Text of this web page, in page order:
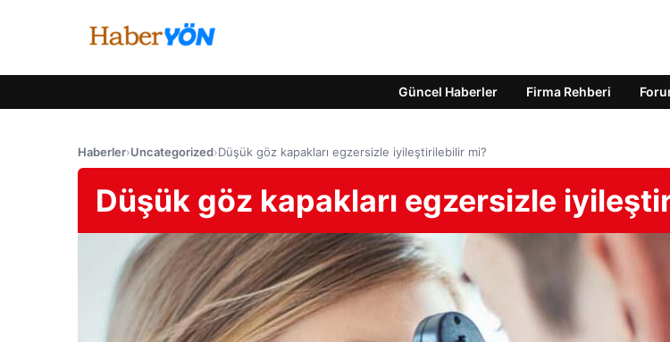
Güncel Haberler Firma Rehberi
Haberler›Uncategorized›Düşük göz kapakları egzersizle iyileştirilebilir mi?
Düşük göz kapakları egzersizle